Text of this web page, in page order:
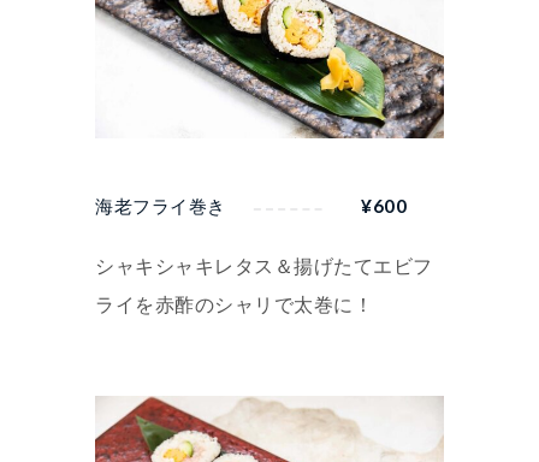
海老フライ巻き ¥600
シャキシャキレタス＆揚げたてエビフ
ライを赤酢のシャリで太巻に！